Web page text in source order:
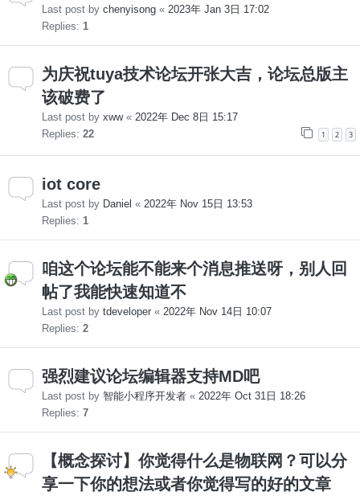
Last post by chenyisong « 2023年 Jan 3日 17:02
Replies: 1
为庆祝tuya技术论坛开张大吉，论坛总版主
该破费了
Last post by xww« 2022年 Dec 8日 15:17
Replies: 22 1 2 3
iot core
Last post by Daniel « 2022年 Nov 15日 13:53
Replies: 1
咱这个论坛能不能来个消息推送呀，别人回
帖了我能快速知道不
Last post by tdeveloper « 2022年 Nov 14日 10:07
Replies: 2
强烈建议论坛编辑器支持MD吧
Last post by 智能小程序开发者 « 2022年 Oct 31日 18:26
Replies: 7
【概念探讨】你觉得什么是物联网？可以分
享一下你的想法或者你觉得写的好的文章